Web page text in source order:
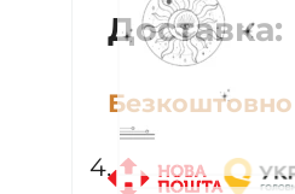
Доставка:
Безкоштовно